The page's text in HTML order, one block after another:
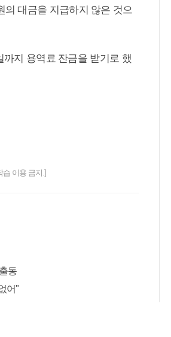
의 대금을 지급하지 않은 것으
지 용역료 잔금을 받기로 했
습 이용 금지.]
동
어"